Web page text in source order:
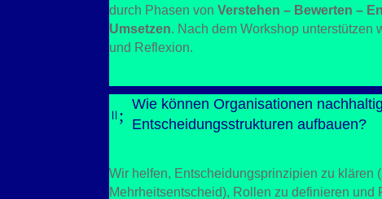
durch Phasen vonVerstehen – Bewerten –
Umsetzen. Nach dem Workshop unterstützen
und Reflexion.
=;
Wie können Organisationen
Entscheidungsstrukturen aufbauen?
Wir helfen, Entscheidungsprinzipien zu klären
Mehrheitsentscheid), Rollen zu definieren und